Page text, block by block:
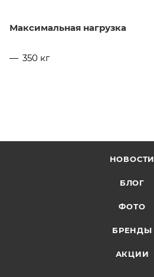
Максимальная нагрузка
350 кг
НОВОСТИ
БЛОГ
ФОТО
БРЕНДЫ
АКЦИИ